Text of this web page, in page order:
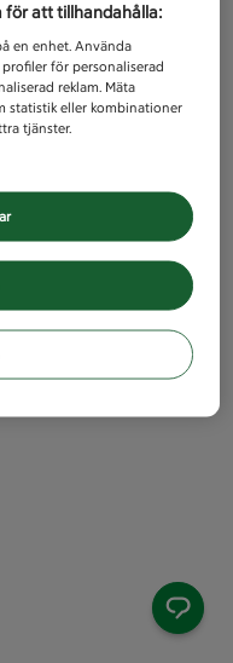
för att tillhandahålla:
en enhet. Använda
för personaliserad
reklam. Mäta
statistik eller kombinationer
tjänster.